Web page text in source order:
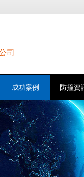
司
成功案例 防撞資